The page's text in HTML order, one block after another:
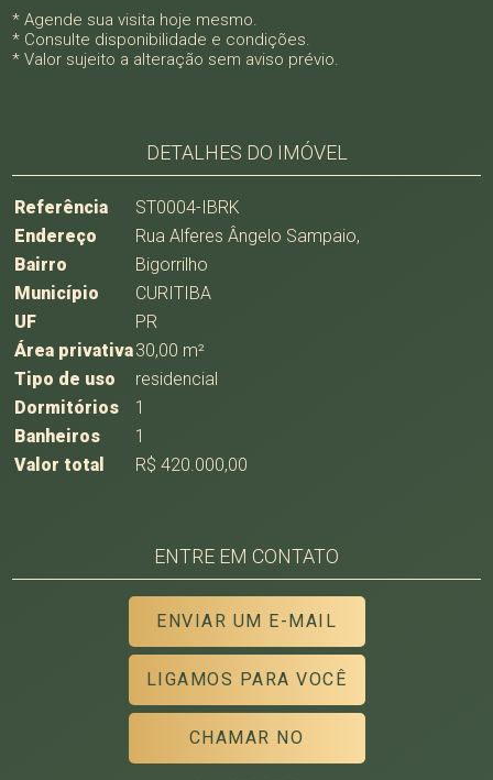
* Agende sua visita hoje mesmo.
* Consulte disponibilidade e condições.
* Valor sujeito a alteração sem aviso prévio.
DETALHES DO IMÓVEL
Referência
ST0004-IBRK
Endereço
Rua Alferes Ângelo Sampaio,
Bairro
Bigorrilho
Município
CURITIBA
UF
PR
Área privativa30,00 m²
Tipo de uso
residencial
Dormitórios
1
Banheiros
1
Valor total
R$ 420.000,00
ENTRE EM CONTATO
ENVIAR UM E-MAIL
LIGAMOS PARA VOCÊ
CHAMAR NO